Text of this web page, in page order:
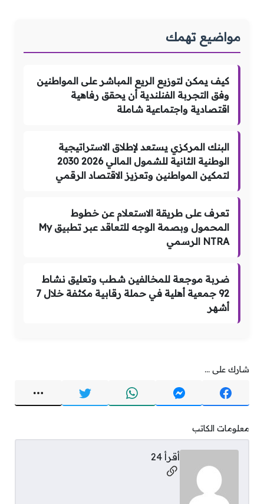
مواضيع تهمك
كيف يمكن لتوزيع الريع المباشر على المواطنين
وفق التجربة الفنلندية أن يحقق رفاهية
اقتصادية واجتماعية شاملة
البنك المركزي يستعد لإطلاق الاستراتيجية
الوطنية الثانية للشمول المالي 2026 2030
لتمكين المواطنين وتعزيز الاقتصاد الرقمي
تعرف على طريقة الاستعلام عن خطوط
المحمول وبصمة الوجه للتعاقد عبر تطبيق My
NTRA الرسمي
ضربة موجعة للمخالفين شطب وتعليق نشاط
92 جمعية أهلية في حملة رقابية مكثفة خلال 7
أشهر
شارك على ...
معلومات الكاتب
أقرأ 24
مواقع التواصل